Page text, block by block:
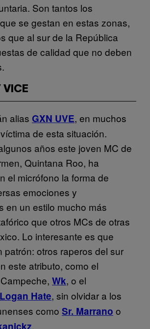
Son tantos los
se gestan en estas zonas,
que al sur de la República
de calidad que no deben
VICE
alias GXN UVE, en muchos
de esta situación.
años este joven MC de
Quintana Roo, ha
el micrófono la forma de
emociones y
en un estilo mucho más
que otros MCs de otras
Lo interesante es que
patrón: otros raperos del sur
este atributo, como el
Wk, o el
Logan Hate, sin olvidar a los
como Sr. Marrano o
.